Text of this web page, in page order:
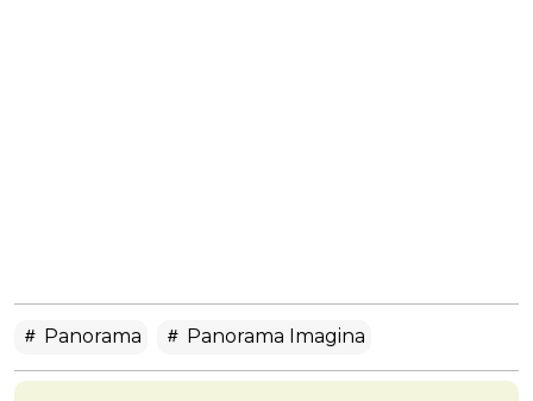
Panorama Panorama Imagina